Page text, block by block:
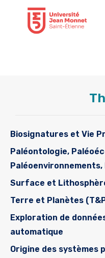
Biosignatures et Vie
Paléontologie,
Surface et
Terre et Planètes
Exploration de
automatique
Origine des systèmes